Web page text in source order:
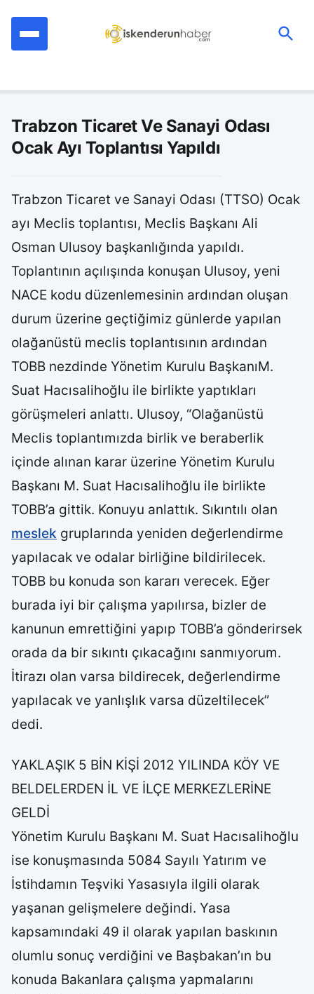
Trabzon Ticaret Ve Sanayi Odası
Ocak Ayı Toplantısı Yapıldı
Trabzon Ticaret ve Sanayi Odası (TTSO) Ocak
ayı Meclis toplantısı, Meclis Başkanı Ali
Osman Ulusoy başkanlığında yapıldı.
Toplantının açılışında konuşan Ulusoy, yeni
NACE kodu düzenlemesinin ardından oluşan
durum üzerine geçtiğimiz günlerde yapılan
olağanüstü meclis toplantısının ardından
TOBB nezdinde Yönetim Kurulu BaşkanıM.
Suat Hacısalihoğlu ile birlikte yaptıkları
görüşmeleri anlattı. Ulusoy, “Olağanüstü
Meclis toplantımızda birlik ve beraberlik
içinde alınan karar üzerine Yönetim Kurulu
Başkanı M. Suat Hacısalihoğlu ile birlikte
TOBB’a gittik. Konuyu anlattık. Sıkıntılı olan
meslek gruplarında yeniden değerlendirme
yapılacak ve odalar birliğine bildirilecek.
TOBB bu konuda son kararı verecek. Eğer
burada iyi bir çalışma yapılırsa, bizler de
kanunun emrettiğini yapıp TOBB’a gönderirsek
orada da bir sıkıntı çıkacağını sanmıyorum.
İtirazı olan varsa bildirecek, değerlendirme
yapılacak ve yanlışlık varsa düzeltilecek”
dedi.
YAKLAŞIK 5 BİN KİŞİ 2012 YILINDA KÖY VE
BELDELERDEN İL VE İLÇE MERKEZLERİNE
GELDİ
Yönetim Kurulu Başkanı M. Suat Hacısalihoğlu
ise konuşmasında 5084 Sayılı Yatırım ve
İstihdamın Teşviki Yasasıyla ilgili olarak
yaşanan gelişmelere değindi. Yasa
kapsamındaki 49 il olarak yapılan baskının
olumlu sonuç verdiğini ve Başbakan’ın bu
konuda Bakanlara çalışma yapmalarını